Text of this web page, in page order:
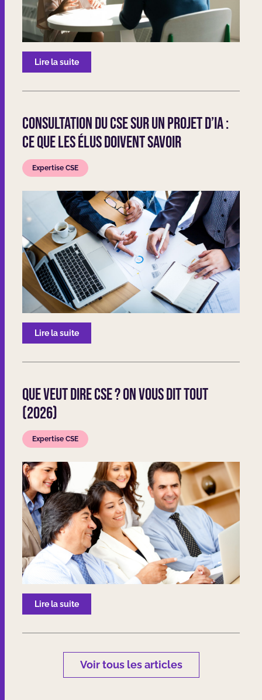
Lire la suite
Consultation du CSE sur un projet d’IA :
ce que les élus doivent savoir
Expertise CSE
Lire la suite
Que veut dire CSE ? On vous dit TOUT
(2026)
Expertise CSE
Lire la suite
Voir tous les articles